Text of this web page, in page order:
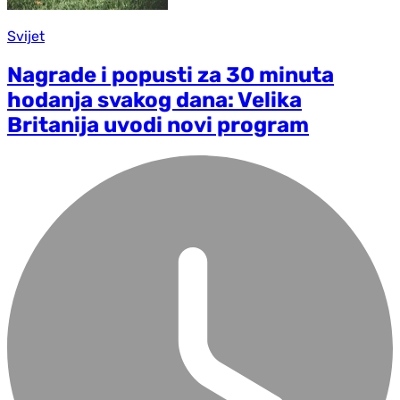
Svijet
Nagrade i popusti za 30 minuta
hodanja svakog dana: Velika
Britanija uvodi novi program